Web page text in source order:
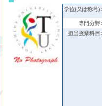
学位(又は称号):
専門分野:
担当授業科目: